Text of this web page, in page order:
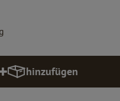
hinzufügen
Produkt zum